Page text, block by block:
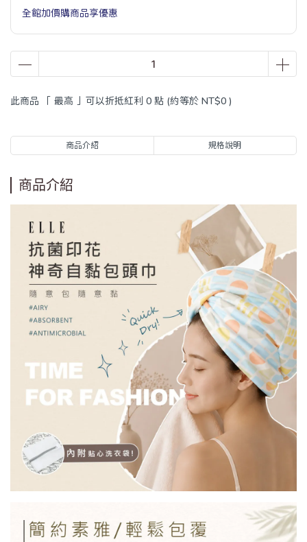
全館加價購商品享優惠
此商品 「 最高 」可以折抵紅利 0 點 (約等於 NT$0 )
商品介紹 規格說明
商品介紹